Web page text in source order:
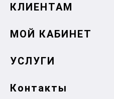
КЛИЕНТАМ
МОЙ КАБИНЕТ
УСЛУГИ
Контакты